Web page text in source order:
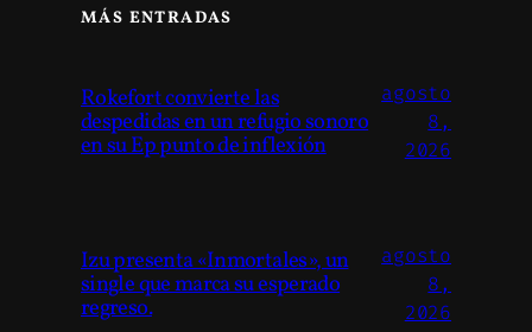
MÁS ENTRADAS
Rokefort convierte las
despedidas en un refugio sonoro
en su Ep punto de inflexión
agosto
8,
2026
Izu presenta «Inmortales», un
single que marca su esperado
regreso.
agosto
8,
2026